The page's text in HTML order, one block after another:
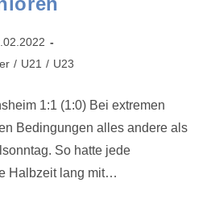
/ U21 / U23
1:1 (1:0) Bei extremen
Bedingungen alles andere als
So hatte jede
Halbzeit lang mit…